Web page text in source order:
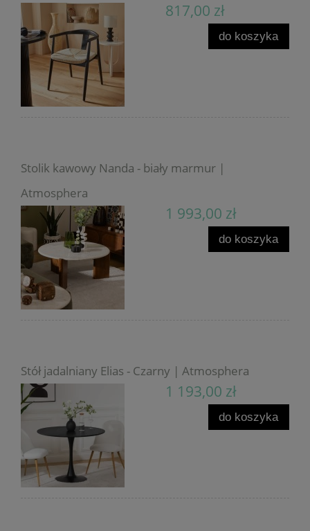
817,00 zł
do koszyka
Stolik kawowy Nanda - biały marmur |
Atmosphera
1 993,00 zł
do koszyka
Stół jadalniany Elias - Czarny | Atmosphera
1 193,00 zł
do koszyka